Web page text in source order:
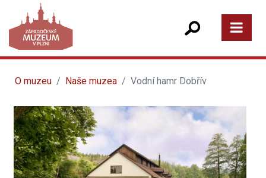
O muzeu Naše muzea Vodní hamr Dobřív